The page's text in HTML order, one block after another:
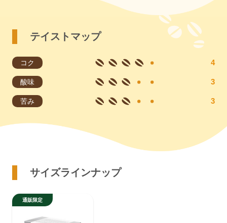
テイストマップ
コク
酸味
苦み
サイズラインナップ